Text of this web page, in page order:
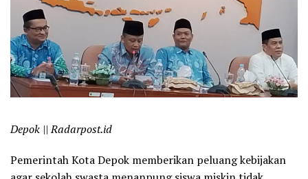
Depok || Radarpost.id
Pemerintah Kota Depok memberikan peluang kebijakan